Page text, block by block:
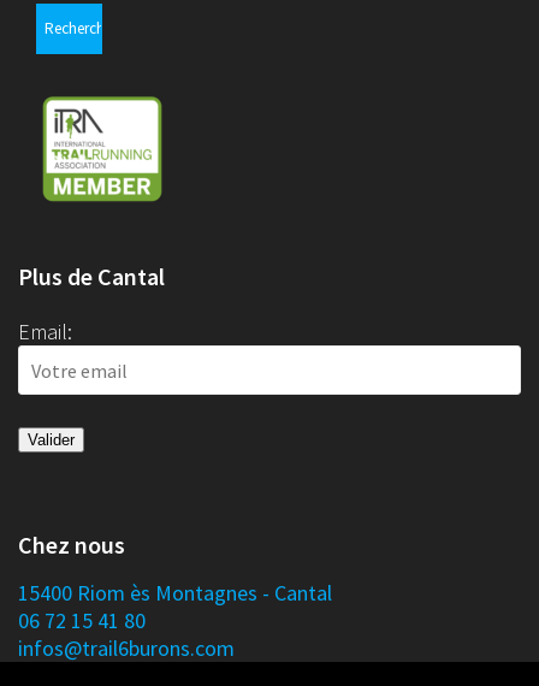
Plus de Cantal
Email:
Chez nous
15400 Riom ès Montagnes - Cantal
06 72 15 41 80
infos@trail6burons.com